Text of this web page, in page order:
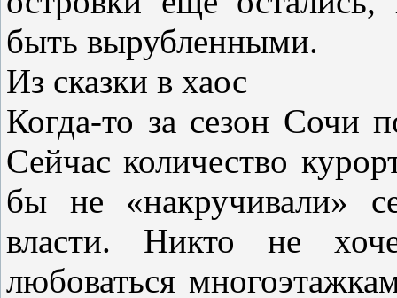
быть вырубленными.
Из сказки в хаос
Когда-то за сезон Сочи
Сейчас количество
бы не «накручивали»
власти. Никто не
любоваться